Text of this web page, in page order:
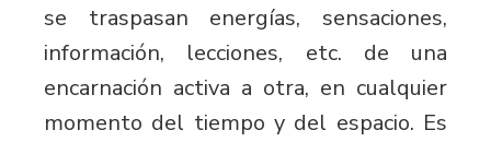
se traspasan energías, sensaciones,
información, lecciones, etc. de una
encarnación activa a otra, en cualquier
momento del tiempo y del espacio. Es